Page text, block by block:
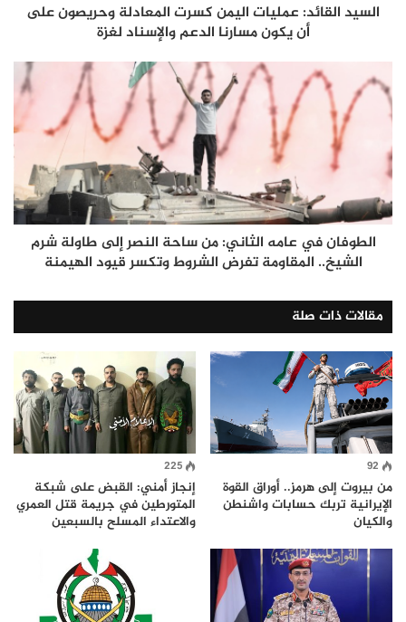
السيد القائد: عمليات اليمن كسرت المعادلة وحريصون على
أن يكون مسارنا الدعم والإسناد لغزة
الطوفان في عامه الثاني: من ساحة النصر إلى طاولة شرم
الشيخ.. المقاومة تفرض الشروط وتكسر قيود الهيمنة
مقالات ذات صلة
92
من بيروت إلى هرمز.. أوراق القوة
الإيرانية تربك حسابات واشنطن
والكيان
225
إنجاز أمني: القبض على شبكة
المتورطين في جريمة قتل العمري
والاعتداء المسلح بالسبعين